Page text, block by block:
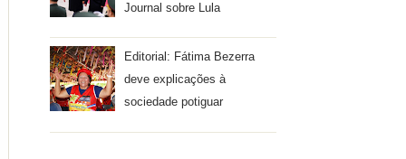
Journal sobre Lula
Editorial: Fátima Bezerra
deve explicações à
sociedade potiguar